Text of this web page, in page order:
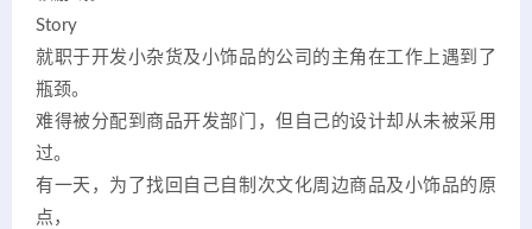
Story
就职于开发小杂货及小饰品的公司的主角在工作上遇到了
瓶颈。
难得被分配到商品开发部门，但自己的设计却从未被采用
过。
有一天，为了找回自己自制次文化周边商品及小饰品的原
点，